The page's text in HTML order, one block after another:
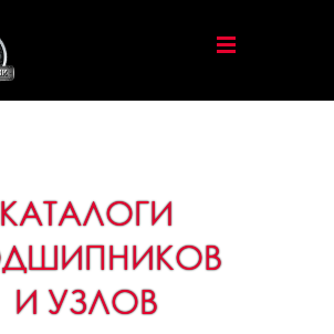
КАТАЛОГИ
И УЗЛОВ